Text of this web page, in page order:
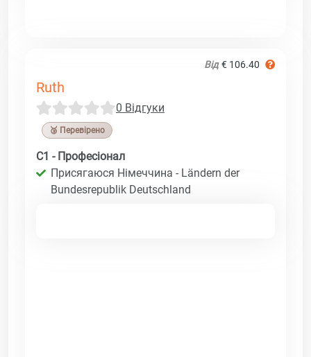
Від € 106.40
Ruth
0 Відгуки
🥉 Перевірено
C1 - Професіонал
Присягаюся Німеччина - Ländern der
Bundesrepublik Deutschland